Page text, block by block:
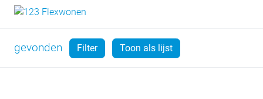
gevonden Filter Toon als lijst